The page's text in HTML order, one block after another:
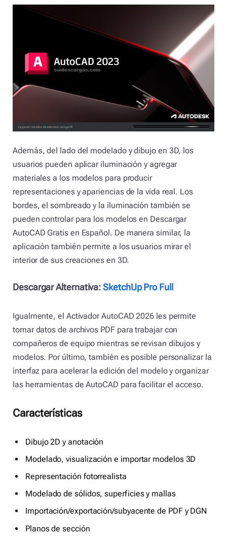
Además, del lado del modelado y dibujo en 3D, los
usuarios pueden aplicar iluminación y agregar
materiales a los modelos para producir
representaciones y apariencias de la vida real. Los
bordes, el sombreado y la iluminación también se
pueden controlar para los modelos en Descargar
AutoCAD Gratis en Español. De manera similar, la
aplicación también permite a los usuarios mirar el
interior de sus creaciones en 3D.
Descargar Alternativa:SketchUp Pro Full
Igualmente, el Activador AutoCAD 2026 les permite
tomar datos de archivos PDF para trabajar con
compañeros de equipo mientras se revisan dibujos y
modelos. Por último, también es posible personalizar la
interfaz para acelerar la edición del modelo y organizar
las herramientas de AutoCAD para facilitar el acceso.
Características
Dibujo 2D y anotación
Modelado, visualización e importar modelos 3D
Representación fotorrealista
Modelado de sólidos, superficies y mallas
Importación/exportación/subyacente de PDF y DGN
Planos de sección